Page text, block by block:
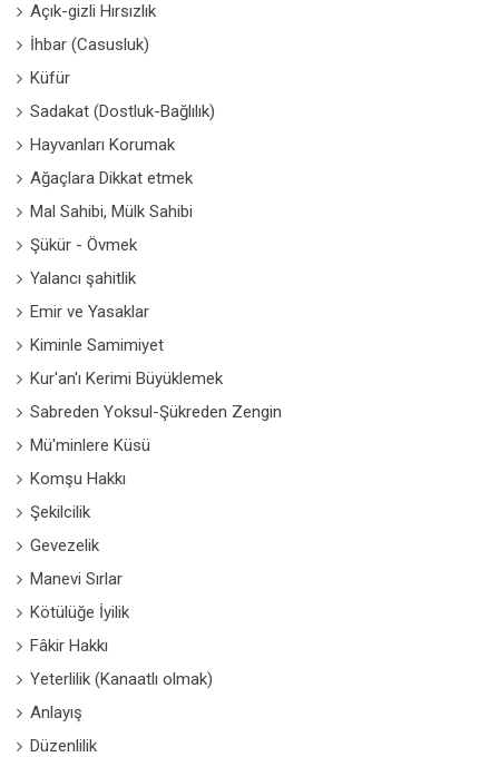
Açık-gizli Hırsızlık
İhbar (Casusluk)
Küfür
Sadakat (Dostluk-Bağlılık)
Hayvanları Korumak
Ağaçlara Dikkat etmek
Mal Sahibi, Mülk Sahibi
Şükür - Övmek
Yalancı şahitlik
Emir ve Yasaklar
Kiminle Samimiyet
Kur'an'ı Kerimi Büyüklemek
Sabreden Yoksul-Şükreden Zengin
Mü'minlere Küsü
Komşu Hakkı
Şekilcilik
Gevezelik
Manevi Sırlar
Kötülüğe İyilik
Fâkir Hakkı
Yeterlilik (Kanaatlı olmak)
Anlayış
Düzenlilik